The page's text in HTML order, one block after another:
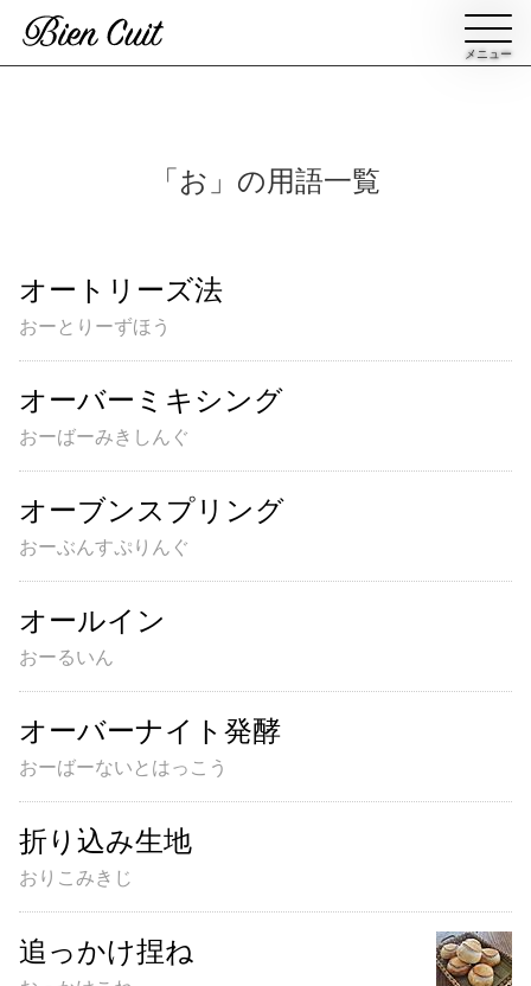
メニュー
ログイン
パン一覧
ショップ
講師紹介
お問い合わせ
「お」の用語一覧
オートリーズ法
おーとりーずほう
オーバーミキシング
おーばーみきしんぐ
オーブンスプリング
おーぶんすぷりんぐ
オールイン
おーるいん
オーバーナイト発酵
おーばーないとはっこう
折り込み生地
おりこみきじ
追っかけ捏ね